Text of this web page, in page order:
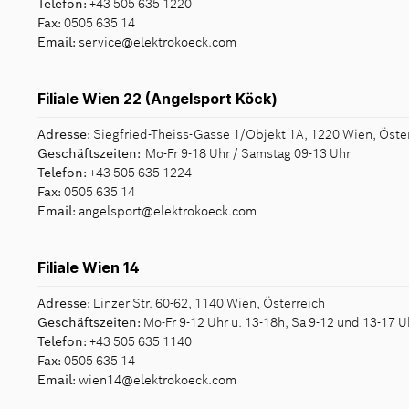
Fax: 0505 635 14
Email: service@elektrokoeck.com
Filiale Wien 22 (Angelsport Köck)
Adresse: Siegfried-Theiss-Gasse 1/Objekt 1A, 1220 Wien,
Geschäftszeiten: Mo-Fr 9-18 Uhr / Samstag 09-13 Uhr
Telefon: +43 505 635 1224
Fax: 0505 635 14
Email: angelsport@elektrokoeck.com
Filiale Wien 14
Adresse: Linzer Str. 60-62, 1140 Wien, Österreich
Geschäftszeiten: Mo-Fr 9-12 Uhr u. 13-18h, Sa 9-12 und 13-17
Telefon: +43 505 635 1140
Fax: 0505 635 14
Email: wien14@elektrokoeck.com